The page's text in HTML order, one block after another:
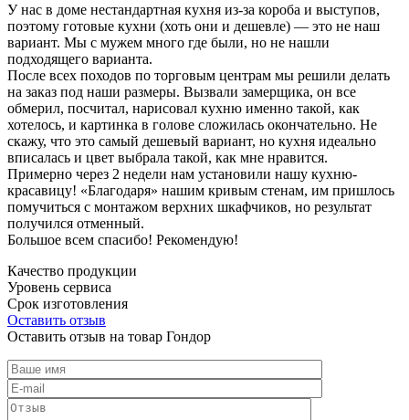
У нас в доме нестандартная кухня из-за короба и выступов,
поэтому готовые кухни (хоть они и дешевле) — это не наш
вариант. Мы с мужем много где были, но не нашли
подходящего варианта.
После всех походов по торговым центрам мы решили делать
на заказ под наши размеры. Вызвали замерщика, он все
обмерил, посчитал, нарисовал кухню именно такой, как
хотелось, и картинка в голове сложилась окончательно. Не
скажу, что это самый дешевый вариант, но кухня идеально
вписалась и цвет выбрала такой, как мне нравится.
Примерно через 2 недели нам установили нашу кухню-
красавицу! «Благодаря» нашим кривым стенам, им пришлось
помучиться с монтажом верхних шкафчиков, но результат
получился отменный.
Большое всем спасибо! Рекомендую!
Качество продукции
Уровень сервиса
Срок изготовления
Оставить отзыв
Оставить отзыв на товар Гондор